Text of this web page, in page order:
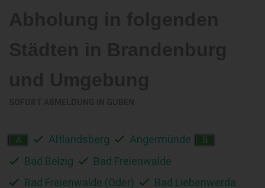
A Altlandsberg Angermünde B
Bad Belzig
Bad Freienwalde
Bad Freienwalde (Oder)
Bad Liebenwerda